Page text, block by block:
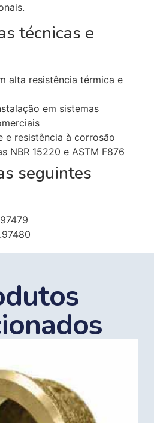
técnicas e
alta resistência térmica e
em sistemas
e resistência à corrosão
NBR 15220 e ASTM F876
seguintes